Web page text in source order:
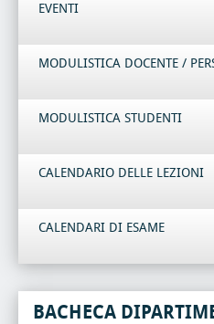
EVENTI
MODULISTICA DOCENTE /
MODULISTICA STUDENTI
CALENDARIO DELLE LEZIONI
CALENDARI DI ESAME
BACHECA